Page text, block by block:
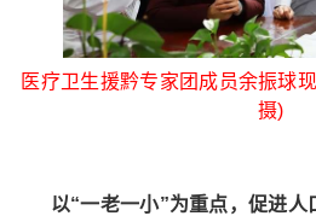
医疗卫生援黔专家团成员余振球
摄)
以“一老一小”为重点，促进人